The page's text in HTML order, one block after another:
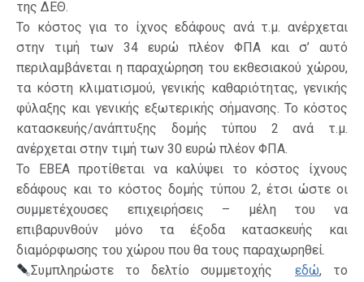
της ΔΕΘ.
Το κόστος για το ίχνος εδάφους ανά τ.μ. ανέρχεται
στην τιμή των 34 ευρώ πλέον ΦΠΑ και σ’ αυτό
περιλαμβάνεται η παραχώρηση του εκθεσιακού χώρου,
τα κόστη κλιματισμού, γενικής καθαριότητας, γενικής
φύλαξης και γενικής εξωτερικής σήμανσης. Το κόστος
κατασκευής/ανάπτυξης δομής τύπου 2 ανά τ.μ.
ανέρχεται στην τιμή των 30 ευρώ πλέον ΦΠΑ.
Το ΕΒΕΑ προτίθεται να καλύψει το κόστος ίχνους
εδάφους και το κόστος δομής τύπου 2, έτσι ώστε οι
συμμετέχουσες επιχειρήσεις – μέλη του να
επιβαρυνθούν μόνο τα έξοδα κατασκευής και
διαμόρφωσης του χώρου που θα τους παραχωρηθεί.
Συμπληρώστε το δελτίο συμμετοχήςεδώ, το